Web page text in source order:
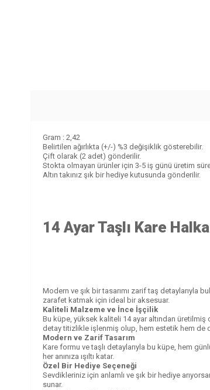
Gram : 2,42
Belirtilen ağırlıkta (+/-) %3 değişiklik gösterebilir.
Çift olarak (2 adet) gönderilir.
Stokta olmayan ürünler için 3-5 iş günü üretim
Altın takınız şık bir hediye kutusunda gönderilir.
14 Ayar Taşlı Kare
Modern ve şık bir tasarımı zarif taş detaylarıyla
zarafet katmak için ideal bir aksesuar.
Kaliteli Malzeme ve İnce İşçilik
Bu küpe, yüksek kaliteli 14 ayar altından
detay titizlikle işlenmiş olup, hem estetik hem de
Modern ve Zarif Tasarım
Kare formu ve taşlı detaylarıyla bu küpe, hem
her anınıza ışıltı katar.
Özel Bir Hediye Seçeneği
Sevdikleriniz için anlamlı ve şık bir hediye
sunar.